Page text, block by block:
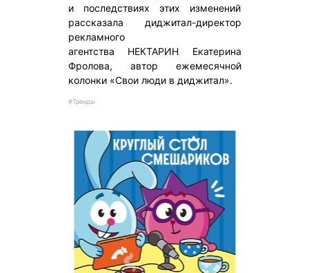
и последствиях этих изменений
рассказала диджитал-директор
рекламного
агентства НЕКТАРИН Екатерина
Фролова, автор ежемесячной
колонки «Свои люди в диджитал».
#Тренды